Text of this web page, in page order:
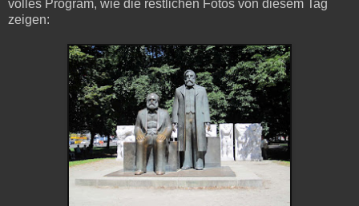
volles Program, wie die restlichen Fotos von diesem Tag
zeigen: